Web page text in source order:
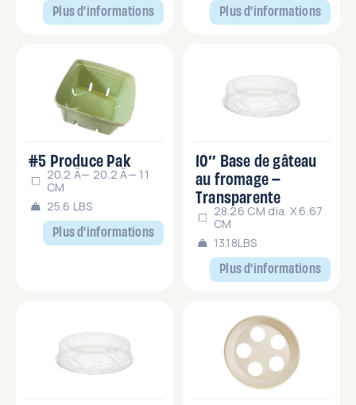
Plus d'informations Plus d'informations
Plus d'informations
#5 Produce Pak
20.2 Ã— 20.2 Ã— 11
CM
25.6 LBS
Plus d'informations
10″ Base de gâteau
au fromage –
Transparente
28.26 CM dia. X 6.67
CM
13.18LBS